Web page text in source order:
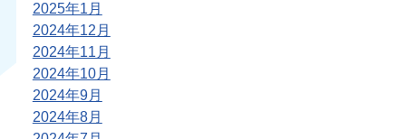
2025年1月
2024年12月
2024年11月
2024年10月
2024年9月
2024年8月